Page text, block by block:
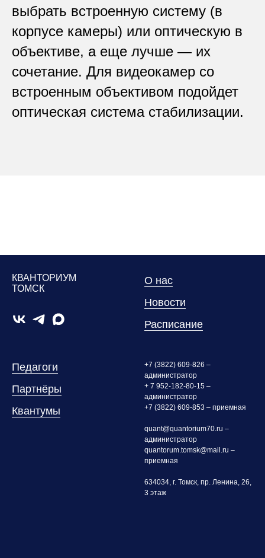
выбрать встроенную систему (в
корпусе камеры) или оптическую в
объективе, а еще лучше — их
сочетание. Для видеокамер со
встроенным объективом подойдет
оптическая система стабилизации.
КВАНТОРИУМ
ТОМСК
О нас
Новости
Расписание
Педагоги
Партнёры
Квантумы
+7 (3822) 609-826 –
администратор
+ 7 952-182-80-15 –
администратор
+7 (3822) 609-853 – приемная
quant@quantorium70.ru –
администратор
quantorum.tomsk@mail.ru –
приемная
634034, г. Томск, пр. Ленина, 26,
3 этаж